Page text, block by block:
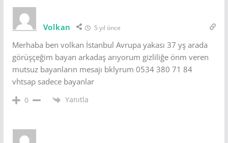
Volkan 5 yıl önce
Merhaba ben volkan İstanbul Avrupa yakası 37 yş arada
görüşçeğim bayan arkadaş arıyorum gizliliğe önm veren
mutsuz bayanların mesajı bklyrum 0534 380 71 84
vhtsap sadece bayanlar
0 Yanıtla